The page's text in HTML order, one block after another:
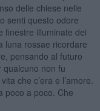
delle chiese nelle
senti questo odore
finestre illuminate dei
luna rossae ricordare
pensando al futuro
non fu
che c’era e l’amore.
poco a poco. Che